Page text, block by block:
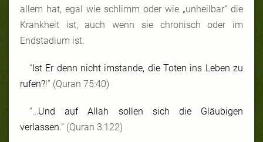
allem hat, egal wie schlimm oder wie „unheilbar“ die
Krankheit ist, auch wenn sie chronisch oder im
Endstadium ist.
“Ist Er denn nicht imstande, die Toten ins Leben zu
rufen?!” (Quran 75:40)
“…Und auf Allah sollen sich die Gläubigen
verlassen.” (Quran 3:122)